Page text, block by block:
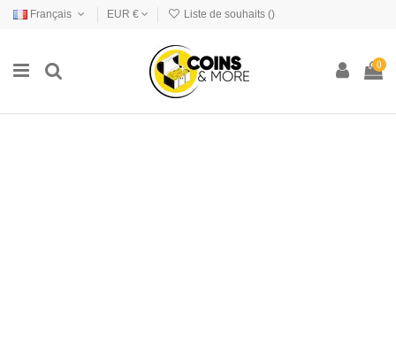
Français EUR € Liste de souhaits ()
0